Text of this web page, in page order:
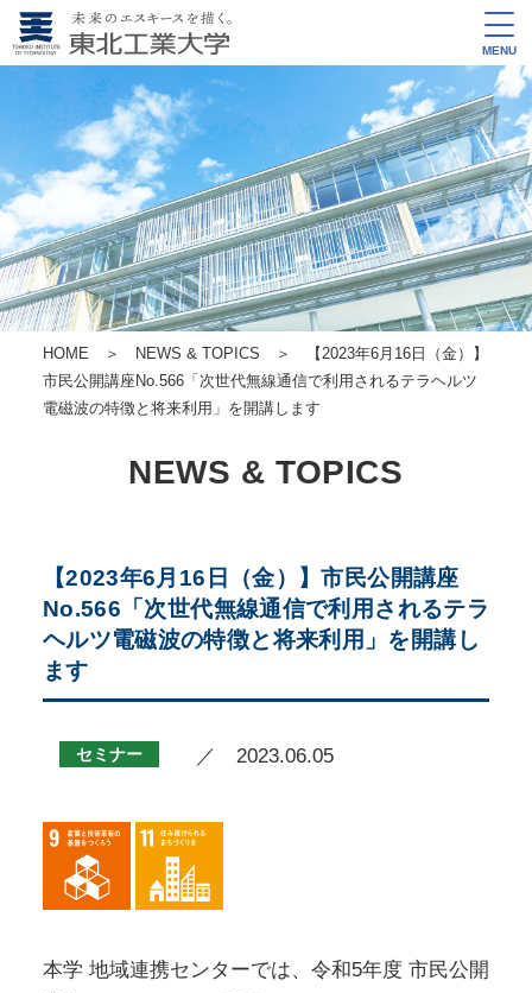
MENU
HOME ＞ NEWS & TOPICS ＞ 【2023年6月16日（金）】
市民公開講座No.566「次世代無線通信で利用されるテラヘルツ
電磁波の特徴と将来利用」を開講します
NEWS & TOPICS
【2023年6月16日（金）】市民公開講座
No.566「次世代無線通信で利用されるテラ
ヘルツ電磁波の特徴と将来利用」を開講し
ます
セミナー ／ 2023.06.05
本学 地域連携センターでは、令和5年度 市民公開